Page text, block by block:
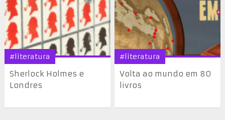
#literatura
Sherlock Holmes e
Londres
#literatura
Volta ao mundo em 80
livros